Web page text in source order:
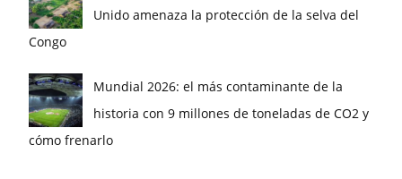
Unido amenaza la protección de la selva del
Congo
Mundial 2026: el más contaminante de la
historia con 9 millones de toneladas de CO2 y
cómo frenarlo